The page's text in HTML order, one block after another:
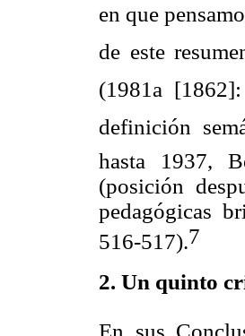
en que
de este
(1981a
definición
hasta 1937,
(posición
pedagógicas
516-517).7
2. Un quinto
En sus